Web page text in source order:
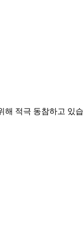
해 적극 동참하고 있